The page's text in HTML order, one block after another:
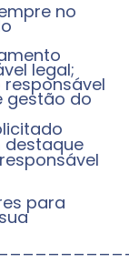
no
legal;
gestão do
destaque
para